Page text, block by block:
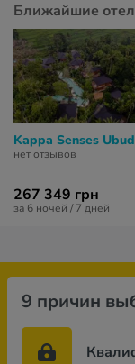
Ближайшие
Kappa Senses
нет отзывов
267 349 грн
за 6 ночей / 7 дней
9 причин